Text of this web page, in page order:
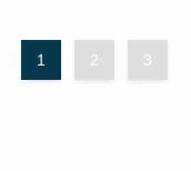
1 2 3